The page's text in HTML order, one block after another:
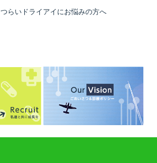
つらいドライアイにお悩みの方へ